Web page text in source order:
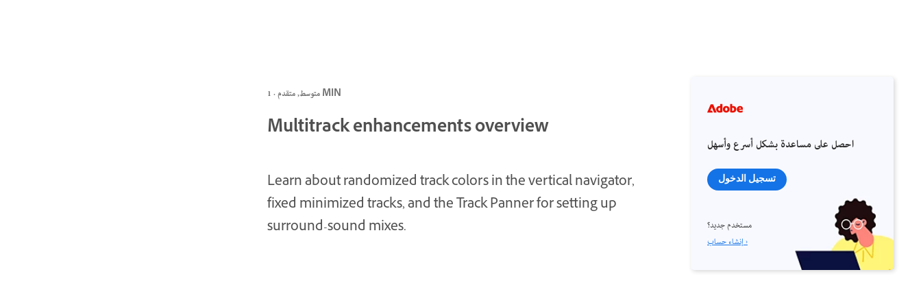
متوسط, متقدم · 1 MIN
Multitrack enhancements overview
Learn about randomized track colors in the vertical navigator,
fixed minimized tracks, and the Track Panner for setting up
surround-sound mixes.
احصل على مساعدة بشكل أسرع وأسهل
تسجيل الدخول
مستخدم جديد؟
إنشاء حساب ›